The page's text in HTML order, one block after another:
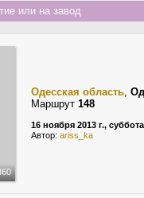
или на завод
Одесская область,
Маршрут 148
16 ноября 2013 г., суббота
Автор: ariss_ka